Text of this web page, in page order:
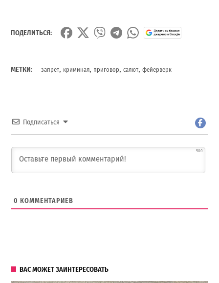
ПОДЕЛИТЬСЯ:
МЕТКИ: запрет, криминал, приговор,салют,фейерверк
Подписаться
500
0 КОММЕНТАРИЕВ
ВАС МОЖЕТ ЗАИНТЕРЕСОВАТЬ